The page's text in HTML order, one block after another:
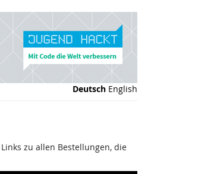
Deutsch English
zu allen Bestellungen, die